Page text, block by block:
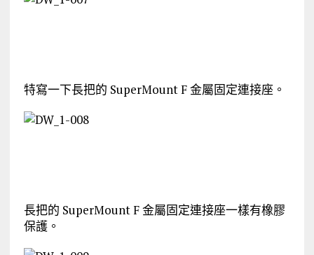
特寫一下長把的 SuperMount F 金屬固定連接座。
長把的 SuperMount F 金屬固定連接座一樣有橡膠
保護。